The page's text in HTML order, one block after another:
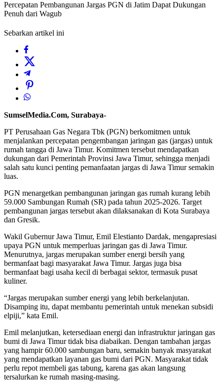
Percepatan Pembangunan Jargas PGN di Jatim Dapat Dukungan
Penuh dari Wagub
Sebarkan artikel ini
SumselMedia.Com, Surabaya-
PT Perusahaan Gas Negara Tbk (PGN) berkomitmen untuk
menjalankan percepatan pengembangan jaringan gas (jargas) untuk
rumah tangga di Jawa Timur. Komitmen tersebut mendapatkan
dukungan dari Pemerintah Provinsi Jawa Timur, sehingga menjadi
salah satu kunci penting pemanfaatan jargas di Jawa Timur semakin
luas.
PGN menargetkan pembangunan jaringan gas rumah kurang lebih
59.000 Sambungan Rumah (SR) pada tahun 2025-2026. Target
pembangunan jargas tersebut akan dilaksanakan di Kota Surabaya
dan Gresik.
Wakil Gubernur Jawa Timur, Emil Elestianto Dardak, mengapresiasi
upaya PGN untuk memperluas jaringan gas di Jawa Timur.
Menurutnya, jargas merupakan sumber energi bersih yang
bermanfaat bagi masyarakat Jawa Timur. Jargas juga bisa
bermanfaat bagi usaha kecil di berbagai sektor, termasuk pusat
kuliner.
“Jargas merupakan sumber energi yang lebih berkelanjutan.
Disamping itu, dapat membantu pemerintah untuk menekan subsidi
elpiji,” kata Emil.
Emil melanjutkan, ketersediaan energi dan infrastruktur jaringan gas
bumi di Jawa Timur tidak bisa diabaikan. Dengan tambahan jargas
yang hampir 60.000 sambungan baru, semakin banyak masyarakat
yang mendapatkan layanan gas bumi dari PGN. Masyarakat tidak
perlu repot membeli gas tabung, karena gas akan langsung
tersalurkan ke rumah masing-masing.